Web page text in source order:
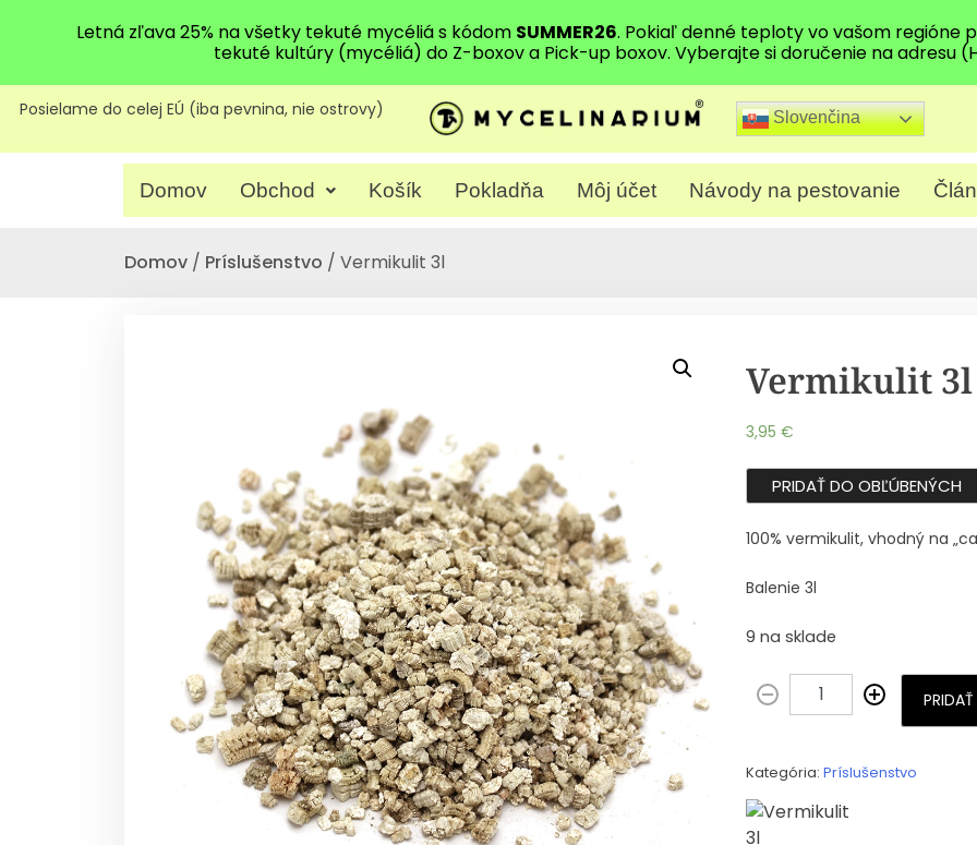
Posielame do celej EÚ (iba pevnina, nie ostrovy) Slovenčina
Domov Obchod Košík Pokladňa Môj účet Návody na pestovanie
Domov / Príslušenstvo / Vermikulit 3l
Vermikulit 3l
3,95 €
PRIDAŤ DO OBĽÚBENÝCH
100% vermikulit, vhodný na
Balenie 3l
9 na sklade
Kategória: Príslušenstvo
Letná zľava 25% na všetky tekuté mycéliá s kódom SUMMER26. Pokiaľ denné teploty vo vašom regióne
tekuté kultúry (mycéliá) do Z-boxov a Pick-up boxov. Vyberajte si doručenie na adresu